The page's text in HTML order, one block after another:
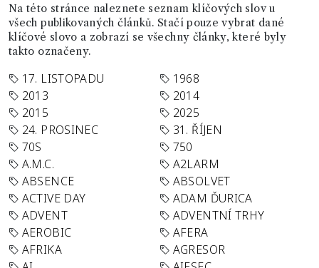
Na této stránce naleznete seznam klíčových slov u
všech publikovaných článků. Stačí pouze vybrat dané
klíčové slovo a zobrazí se všechny články, které byly
takto označeny.
17. LISTOPADU
1968
2013
2014
2015
2025
24. PROSINEC
31. ŘÍJEN
70S
750
A.M.C.
A2LARM
ABSENCE
ABSOLVET
ACTIVE DAY
ADAM ĎURICA
ADVENT
ADVENTNÍ TRHY
AEROBIC
AFERA
AFRIKA
AGRESOR